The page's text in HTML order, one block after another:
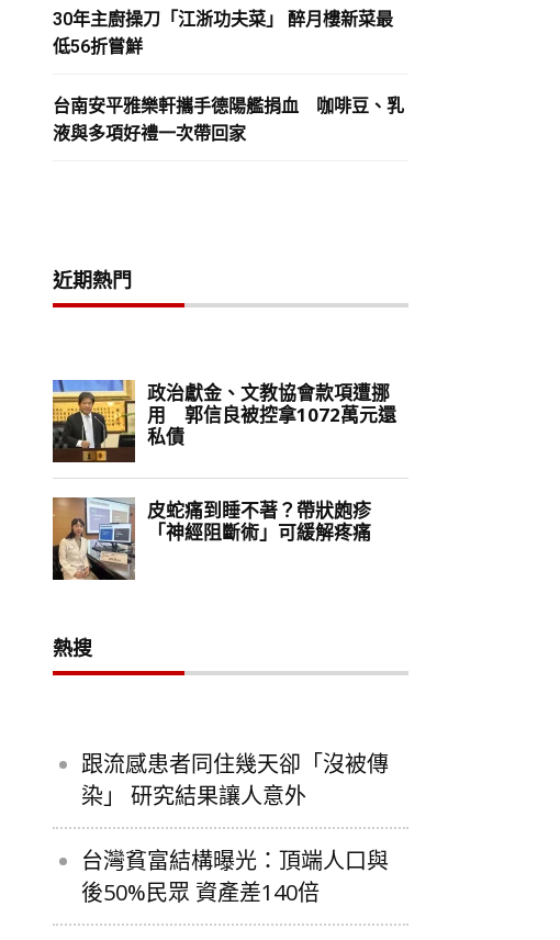
30年主廚操刀「江浙功夫菜」 醉月樓新菜最
低56折嘗鮮
台南安平雅樂軒攜手德陽艦捐血 咖啡豆、乳
液與多項好禮一次帶回家
近期熱門
熱搜
跟流感患者同住幾天卻「沒被傳
染」 研究結果讓人意外
台灣貧富結構曝光：頂端人口與
後50%民眾 資產差140倍